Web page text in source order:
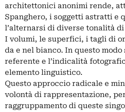
architettonici anonimi rende,
Spanghero, i soggetti astratti e
l’alternarsi di diverse tonalità
I volumi, le superfici, i tagli di
da e nel bianco. In questo
referente e l’indicalità
elemento linguistico.
Questo approccio radicale e
volontà di rappresentazione,
raggruppamento di queste